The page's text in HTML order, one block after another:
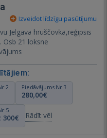
Izveidot līdzīgu pasūtījumu
Jelgava hruščovka,reģipsis
Piedāvājums Nr.3
280,00€
300€ Rādīt vēl